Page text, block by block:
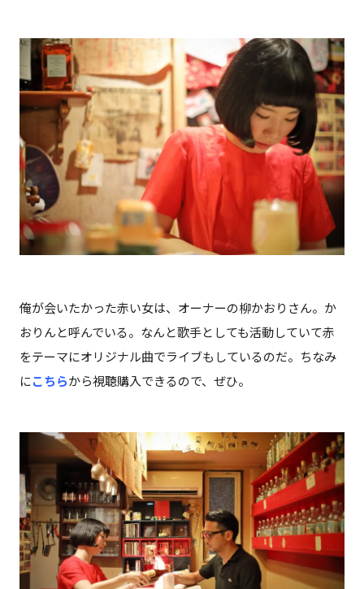
俺が会いたかった赤い女は、オーナーの柳かおりさん。か
おりんと呼んでいる。なんと歌手としても活動していて赤
をテーマにオリジナル曲でライブもしているのだ。ちなみ
にこちらから視聴購入できるので、ぜひ。